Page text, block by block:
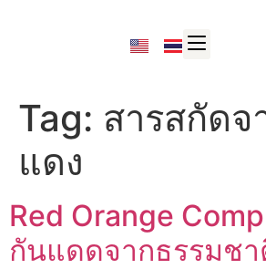
Tag: สารสกัดจ
แดง
Red Orange
กันแดดจากธรรมชา